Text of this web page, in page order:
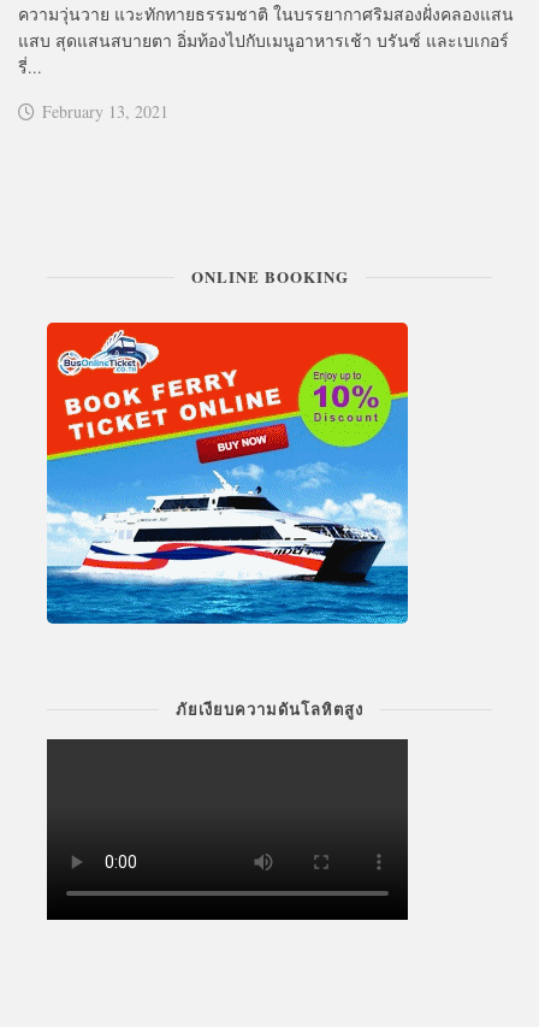
ความวุ่นวาย แวะทักทายธรรมชาติ ในบรรยากาศริมสองฝั่งคลองแสน
แสบ สุดแสนสบายตา อิ่มท้องไปกับเมนูอาหารเช้า บรันซ์ และเบเกอร์
รี่...
February 13, 2021
ONLINE BOOKING
ภัยเงียบความดันโลหิตสูง